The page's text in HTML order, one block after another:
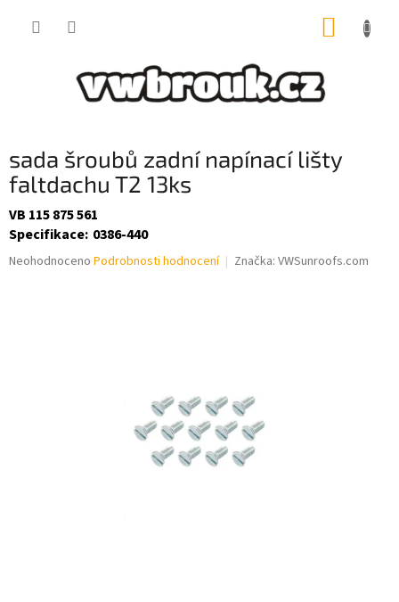
sada šroubů zadní napínací lišty
faltdachu T2 13ks
VB 115 875 561
Specifikace: 0386-440
Průměrné
Neohodnoceno Podrobnosti hodnocení Značka: VWSunroofs.com